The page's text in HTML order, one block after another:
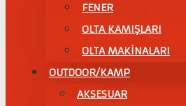
FENER
OLTA KAMIŞLARI
OLTA MAKİNALARI
OUTDOOR/KAMP
AKSESUAR